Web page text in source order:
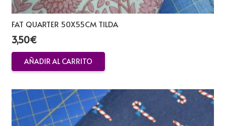
FAT QUARTER 50X55CM TILDA
3,50€
AÑADIR AL CARRITO